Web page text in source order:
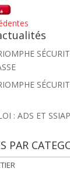
: ADS ET
PAR